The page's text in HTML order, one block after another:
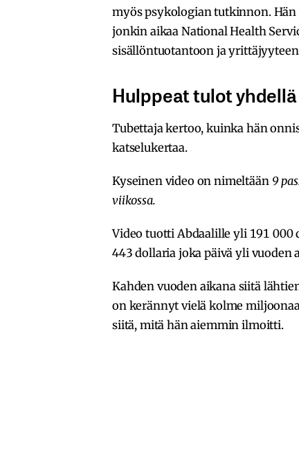
myös psykologian tutkinnon.
jonkin aikaa National Health
sisällöntuotantoon ja
Hulppeat tulot
Tubettaja kertoo, kuinka hän
katselukertaa.
Kyseinen video on nimeltään 9
viikossa.
Video tuotti Abdaalille yli 191
443 dollaria joka päivä yli vuoden
Kahden vuoden aikana siitä
on kerännyt vielä kolme
siitä, mitä hän aiemmin ilmoitti.